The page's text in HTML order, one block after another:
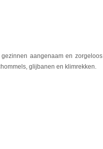
aangenaam en zorgeloos
glijbanen en klimrekken.